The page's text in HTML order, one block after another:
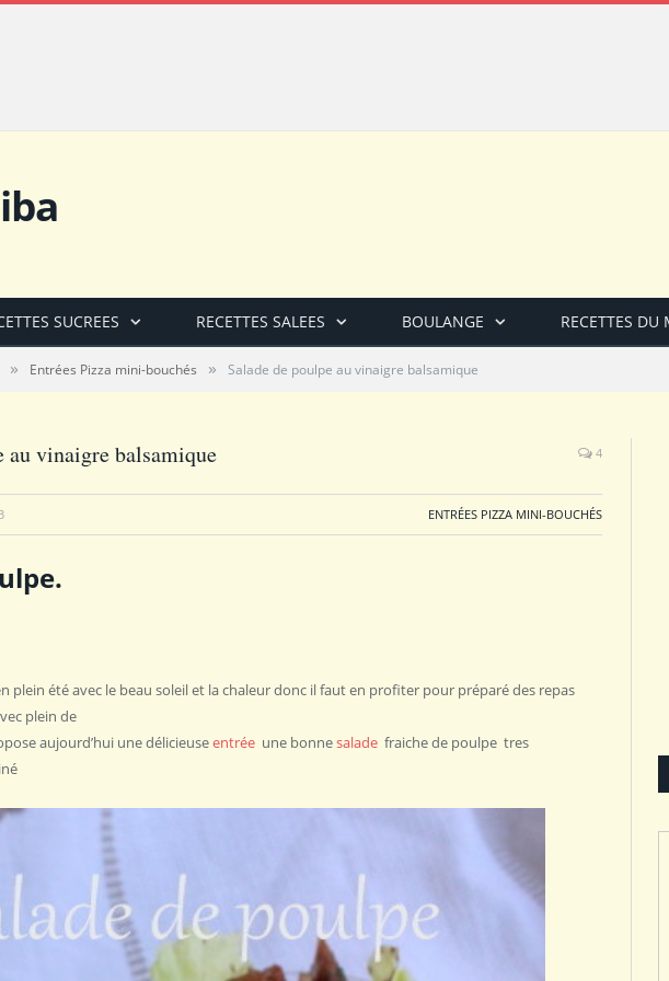
SUCREES RECETTES SALEES BOULANGE RECETTES DU
» Entrées Pizza mini-bouchés » Salade de poulpe au vinaigre balsamique
au vinaigre balsamique 4
ENTRÉES PIZZA MINI-BOUCHÉS
plein été avec le beau soleil et la chaleur donc il faut en profiter pour préparé des repas
plein de
aujourd’hui une délicieuseentrée une bonnesalade fraiche de poulpe tres